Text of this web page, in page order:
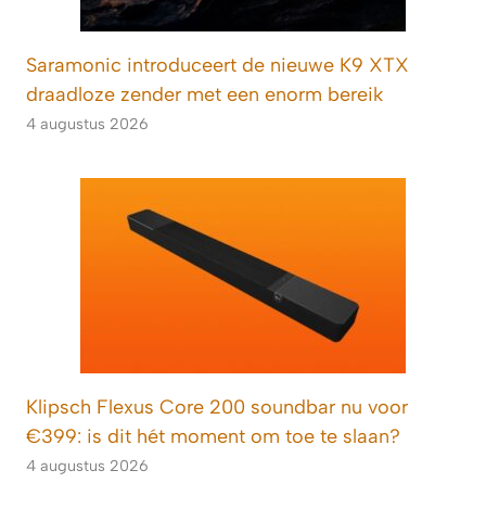
Saramonic introduceert de nieuwe K9 XTX
draadloze zender met een enorm bereik
4 augustus 2026
Klipsch Flexus Core 200 soundbar nu voor
€399: is dit hét moment om toe te slaan?
4 augustus 2026